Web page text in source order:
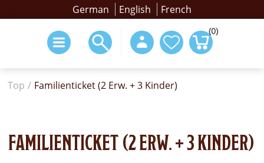
German English French
(0)
Top / Familienticket (2 Erw. + 3 Kinder)
FAMILIENTICKET (2 ERW. + 3 KINDER)